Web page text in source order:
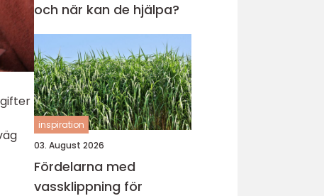
och när kan de hjälpa?
inspiration
03. August 2026
Fördelarna med
vassklippning för